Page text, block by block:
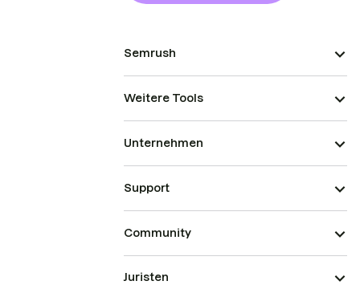
Semrush
Weitere Tools
Unternehmen
Support
Community
Juristen